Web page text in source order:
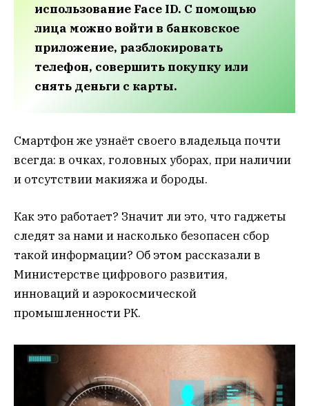
использование Face ID. С помощью
лица можно войти в банковское
приложение, разблокировать
телефон, совершить покупку или
снять деньги с карты.
Смартфон же узнаёт своего владельца почти
всегда: в очках, головных уборах, при наличии
и отсутствии макияжа и бороды.
Как это работает? Значит ли это, что гаджеты
следят за нами и насколько безопасен сбор
такой информации? Об этом рассказали в
Министерстве цифрового развития,
инноваций и аэрокосмической
промышленности РК.